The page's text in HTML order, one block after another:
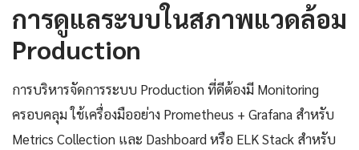
การดูแลระบบในสภาพแวดล้อม
Production
การบริหารจัดการระบบ Production ที่ดีต้องมี Monitoring
ครอบคลุม ใช้เครื่องมืออย่าง Prometheus + Grafana สำหรับ
Metrics Collection และ Dashboard หรือ ELK Stack สำหรับ